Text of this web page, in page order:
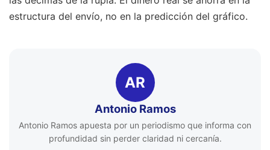
estructura del envío, no en la predicción del gráfico.
AR
Antonio Ramos
Antonio Ramos apuesta por un periodismo que informa con
profundidad sin perder claridad ni cercanía.